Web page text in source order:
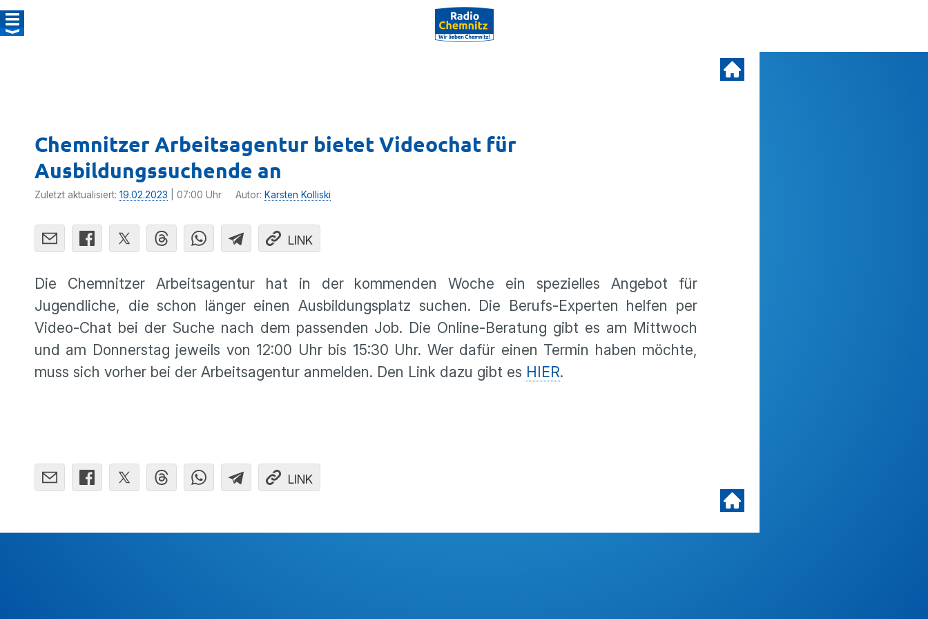
Chemnitzer Arbeitsagentur bietet Videochat für
Ausbildungssuchende an
Zuletzt aktualisiert: 19.02.2023 | 07:00 Uhr Autor: Karsten Kolliski
LINK
Die Chemnitzer Arbeitsagentur hat in der kommenden Woche ein spezielles Angebot für
Jugendliche, die schon länger einen Ausbildungsplatz suchen. Die Berufs-Experten helfen per
Video-Chat bei der Suche nach dem passenden Job. Die Online-Beratung gibt es am Mittwoch
und am Donnerstag jeweils von 12:00 Uhr bis 15:30 Uhr. Wer dafür einen Termin haben möchte,
muss sich vorher bei der Arbeitsagentur anmelden. Den Link dazu gibt es HIER.
LINK